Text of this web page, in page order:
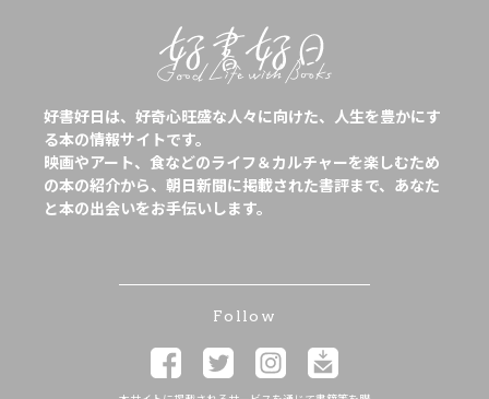
好書好日は、好奇心旺盛な人々に向けた、人生を豊かにす
る本の情報サイトです。
映画やアート、食などのライフ＆カルチャーを楽しむため
の本の紹介から、朝日新聞に掲載された書評まで、あなた
と本の出会いをお手伝いします。
Follow